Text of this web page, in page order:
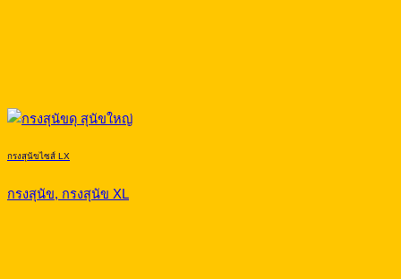
กรงสุนัขไซส์ LX
กรงสุนัข, กรงสุนัข XL